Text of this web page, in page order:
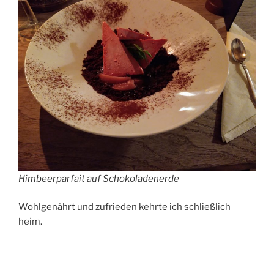
Himbeerparfait auf Schokoladenerde
Wohlgenährt und zufrieden kehrte ich schließlich
heim.